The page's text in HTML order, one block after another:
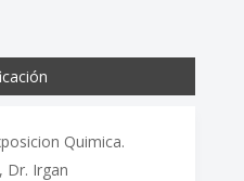
Quimica.
Dr. Irgan